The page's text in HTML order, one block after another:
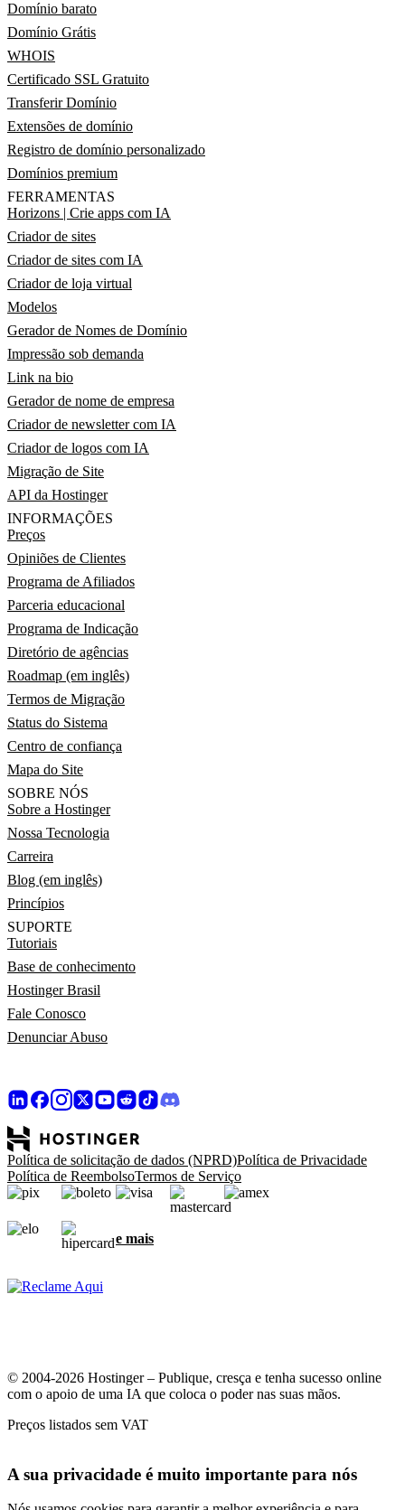
Domínio barato
Domínio Grátis
WHOIS
Certificado SSL Gratuito
Transferir Domínio
Extensões de domínio
Registro de domínio personalizado
Domínios premium
FERRAMENTAS
Horizons | Crie apps com IA
Criador de sites
Criador de sites com IA
Criador de loja virtual
Modelos
Gerador de Nomes de Domínio
Impressão sob demanda
Link na bio
Gerador de nome de empresa
Criador de newsletter com IA
Criador de logos com IA
Migração de Site
API da Hostinger
INFORMAÇÕES
Preços
Opiniões de Clientes
Programa de Afiliados
Parceria educacional
Programa de Indicação
Diretório de agências
Roadmap (em inglês)
Termos de Migração
Status do Sistema
Centro de confiança
Mapa do Site
SOBRE NÓS
Sobre a Hostinger
Nossa Tecnologia
Carreira
Blog (em inglês)
Princípios
SUPORTE
Tutoriais
Base de conhecimento
Hostinger Brasil
Fale Conosco
Denunciar Abuso
Política de solicitação de dados (NPRD)Política de Privacidade
Política de ReembolsoTermos de Serviço
e mais
© 2004-2026 Hostinger – Publique, cresça e tenha sucesso online
com o apoio de uma IA que coloca o poder nas suas mãos.
Preços listados sem VAT
A sua privacidade é muito importante para nós